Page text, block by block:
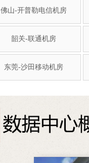
佛山-开普勒电信机房
韶关-联通机房
东莞-沙田移动机房